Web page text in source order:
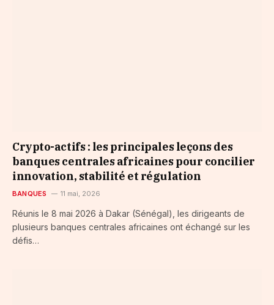
Crypto-actifs : les principales leçons des
banques centrales africaines pour concilier
innovation, stabilité et régulation
BANQUES 11 mai, 2026
Réunis le 8 mai 2026 à Dakar (Sénégal), les dirigeants de
plusieurs banques centrales africaines ont échangé sur les
défis…